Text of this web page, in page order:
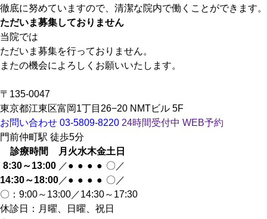
徹底に努めていますので、清潔な院内で働くことができます。
ただいま募集しておりません
当院では
ただいま募集を行っておりません。
またの機会によろしくお願いいたします。
〒135-0047
東京都江東区富岡1丁目26−20 NMTビル 5F
お問い合わせ 03-5809-8220 24時間受付中 WEB予約
門前仲町駅 徒歩5分
診療時間
月 火水木金土 日
8:30～13:00 ／● ● ● ● 〇 ／
14:30～18:00／● ● ● ● 〇 ／
〇 ：9:00～13:00／14:30～17:30
休診日：月曜、日曜、祝日